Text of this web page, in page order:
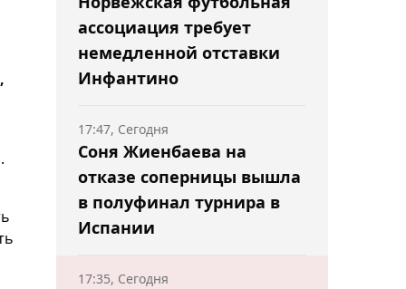
ассоциация требует
немедленной отставки
Инфантино
Соня Жиенбаева на
отказе соперницы вышла
в полуфинал турнира в
Испании
17:47, Сегодня
17:35, Сегодня